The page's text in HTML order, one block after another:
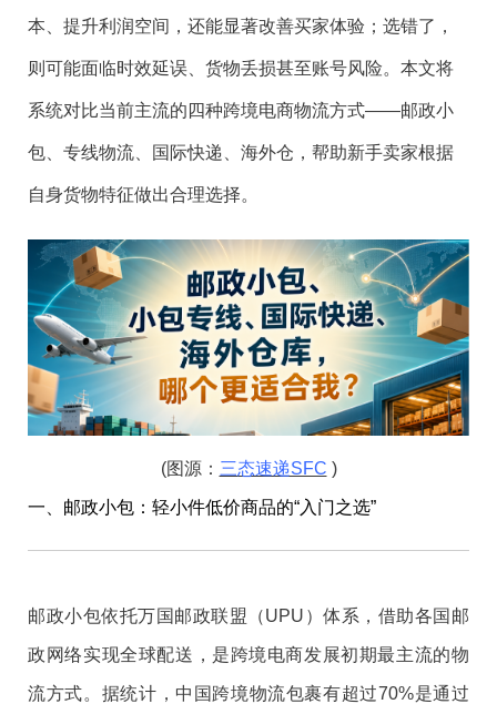
本、提升利润空间，还能显著改善买家体验；选错了，
则可能面临时效延误、货物丢损甚至账号风险。本文将
系统对比当前主流的四种跨境电商物流方式——邮政小
包、专线物流、国际快递、海外仓，帮助新手卖家根据
自身货物特征做出合理选择。
(图源： 三态速递SFC )
一、邮政小包：轻小件低价商品的“入门之选”
邮政小包依托万国邮政联盟（UPU）体系，借助各国邮
政网络实现全球配送，是跨境电商发展初期最主流的物
流方式。据统计，中国跨境物流包裹有超过70%是通过